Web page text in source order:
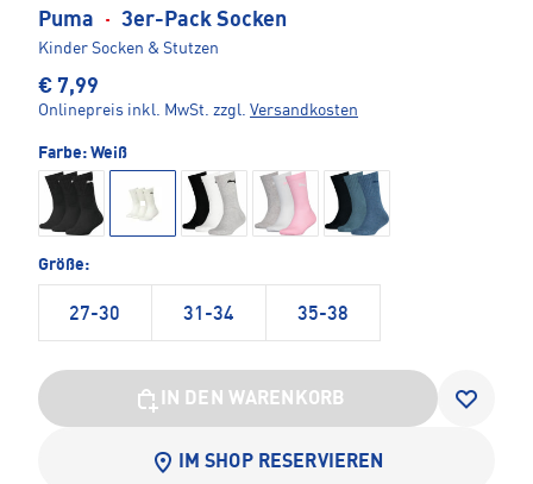
Puma · 3er-Pack Socken
Kinder Socken & Stutzen
€ 7,99
Onlinepreis inkl. MwSt. zzgl. Versandkosten
Farbe: Weiß
Größe:
27-30 31-34 35-38
IN DEN WARENKORB
IM SHOP RESERVIEREN